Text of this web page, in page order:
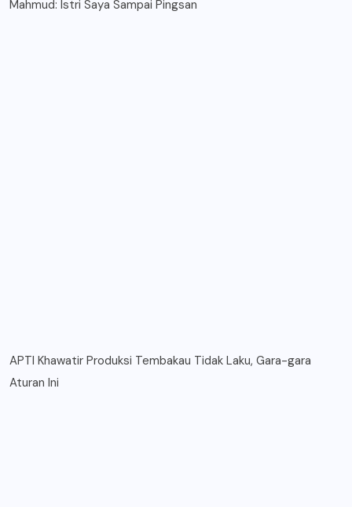
Mahmud: Istri Saya Sampai Pingsan
APTI Khawatir Produksi Tembakau Tidak Laku, Gara-gara
Aturan Ini